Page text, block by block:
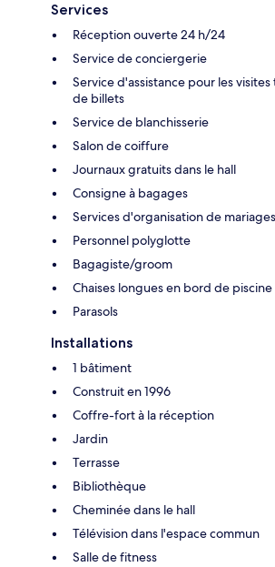
Services
Réception ouverte 24 h/24
Service de conciergerie
Service d'assistance pour les
de billets
Service de blanchisserie
Salon de coiffure
Journaux gratuits dans le hall
Consigne à bagages
Services d'organisation de mariages
Personnel polyglotte
Bagagiste/groom
Chaises longues en bord de piscine
Parasols
Installations
1 bâtiment
Construit en 1996
Coffre-fort à la réception
Jardin
Terrasse
Bibliothèque
Cheminée dans le hall
Télévision dans l'espace commun
Salle de fitness